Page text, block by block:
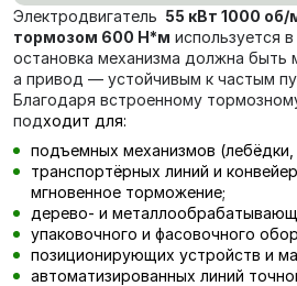
Электродвигатель 55 кВт 1000
тормозом 600 Н*м используется
остановка механизма должна быть
а привод — устойчивым к частым
Благодаря встроенному
подходит для:
подъемных механизмов
транспортёрных линий и
мгновенное торможение;
дерево- и
упаковочного и фасовочного
позиционирующих устройств и
автоматизированных линий